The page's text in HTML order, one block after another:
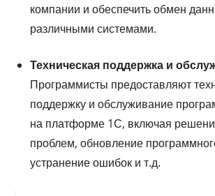
компании и обеспечить обмен
различными системами.
Техническая поддержка и
Программисты предоставляют
поддержку и обслуживание
на платформе 1С, включая
проблем, обновление
устранение ошибок и т.д.